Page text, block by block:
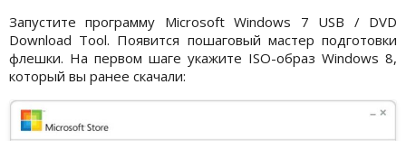
Запустите программу Microsoft Windows 7 USB / DVD
Download Tool. Появится пошаговый мастер подготовки
флешки. На первом шаге укажите ISO-образ Windows 8,
который вы ранее скачали: